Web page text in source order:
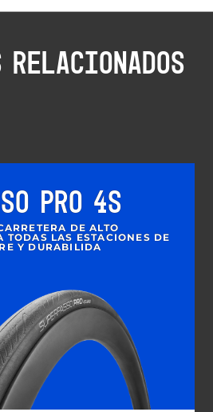
RELACIONADOS
PRO 4S
DE ALTO
TODAS LAS ESTACIONES DE
Y DURABILIDA